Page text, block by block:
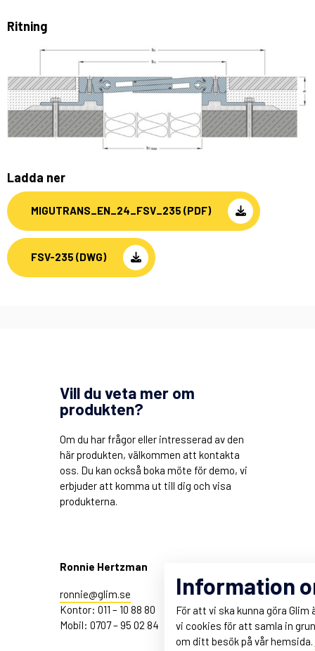
Ritning
Ladda ner
MIGUTRANS_EN_24_FSV_235 (PDF)
FSV-235 (DWG)
Vill du veta mer om
produkten?
Om du har frågor eller intresserad av den
här produkten, välkommen att kontakta
oss. Du kan också boka möte för demo, vi
erbjuder att komma ut till dig och visa
produkterna.
Ronnie Hertzman
ronnie@glim.se
Kontor: 011 – 10 88 80
Mobil: 0707 – 95 02 84
Information
För att vi ska kunna göra Glim
vi cookies för att samla in
om ditt besök på vår hemsida.